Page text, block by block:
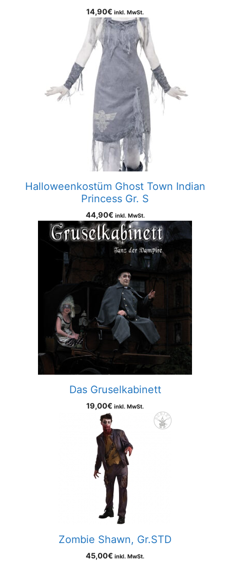
14,90€ inkl. MwSt.
Halloweenkostüm Ghost Town Indian
Princess Gr. S
44,90€ inkl. MwSt.
Das Gruselkabinett
19,00€ inkl. MwSt.
Zombie Shawn, Gr.STD
45,00€ inkl. MwSt.